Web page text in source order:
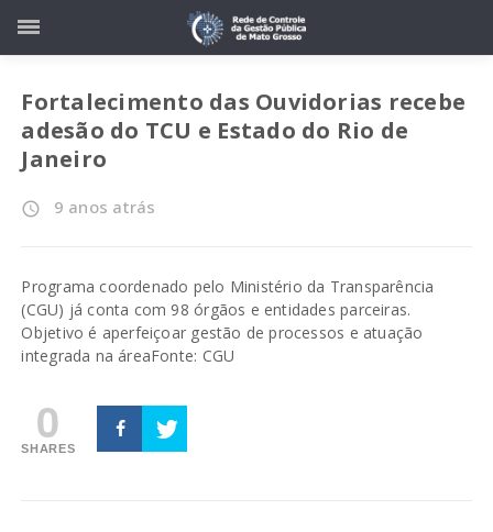
Fortalecimento das Ouvidorias recebe
adesão do TCU e Estado do Rio de
Janeiro
access_time 9 anos atrás
Programa coordenado pelo Ministério da Transparência
(CGU) já conta com 98 órgãos e entidades parceiras.
Objetivo é aperfeiçoar gestão de processos e atuação
integrada na áreaFonte: CGU
0
SHARES